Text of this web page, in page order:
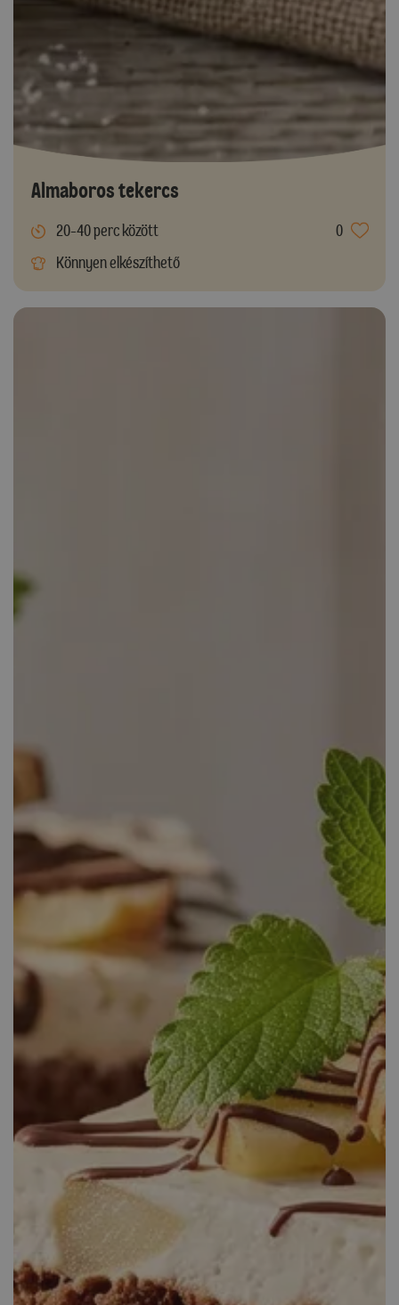
Almaboros tekercs
20-40 perc között
0
Könnyen elkészíthető